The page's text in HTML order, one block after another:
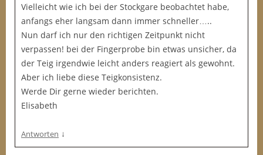
Vielleicht wie ich bei der Stockgare beobachtet habe,
anfangs eher langsam dann immer schneller…..
Nun darf ich nur den richtigen Zeitpunkt nicht
verpassen! bei der Fingerprobe bin etwas unsicher, da
der Teig irgendwie leicht anders reagiert als gewohnt.
Aber ich liebe diese Teigkonsistenz.
Werde Dir gerne wieder berichten.
Elisabeth
Antworten ↓